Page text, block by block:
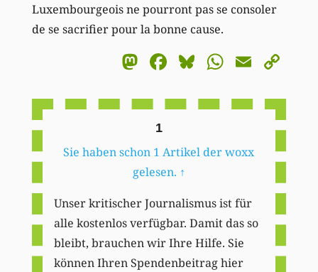
Luxembourgeois ne pourront pas se consoler
de se sacrifier pour la bonne cause.
Mastodon
Facebook
BlueskyEmail
1
Sie haben schon 1 Artikel der woxx
gelesen. ↑
Unser kritischer Journalismus ist für
alle kostenlos verfügbar. Damit das so
bleibt, brauchen wir Ihre Hilfe. Sie
können Ihren Spendenbeitrag hier